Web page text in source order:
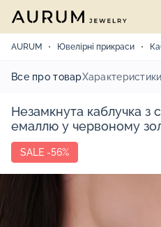
AURUM Ювелірні прикраси
Все про товарХарактеристики
Незамкнута каблучка
емаллю у червоному
SALE -56%